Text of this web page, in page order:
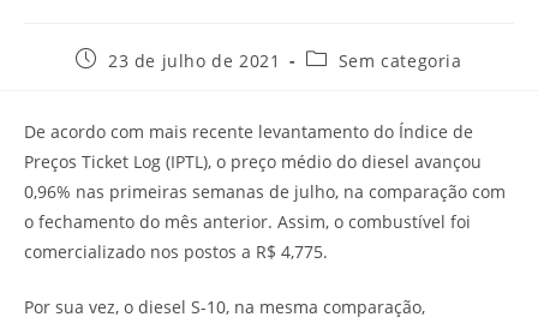
23 de julho de 2021 Sem categoria
De acordo com mais recente levantamento do Índice de
Preços Ticket Log (IPTL), o preço médio do diesel avançou
0,96% nas primeiras semanas de julho, na comparação com
o fechamento do mês anterior. Assim, o combustível foi
comercializado nos postos a R$ 4,775.
Por sua vez, o diesel S-10, na mesma comparação,